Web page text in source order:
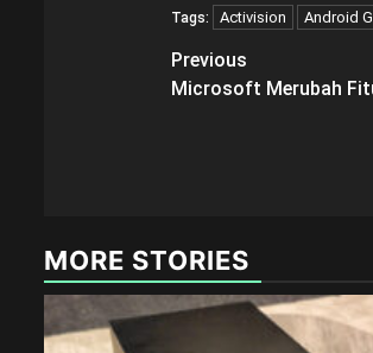
Tags: Activision Android
Post
navigation
Previous
Microsoft Merubah
MORE STORIES